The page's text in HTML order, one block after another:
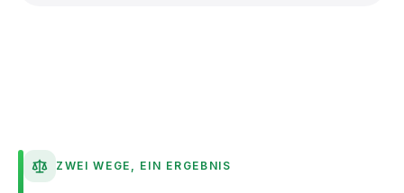
ZWEI WEGE, EIN ERGEBNIS